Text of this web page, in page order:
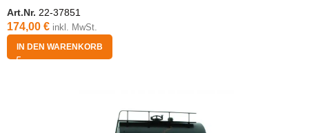
Art.Nr. 22-37851
174,00 € inkl. MwSt.
IN DEN WARENKORB